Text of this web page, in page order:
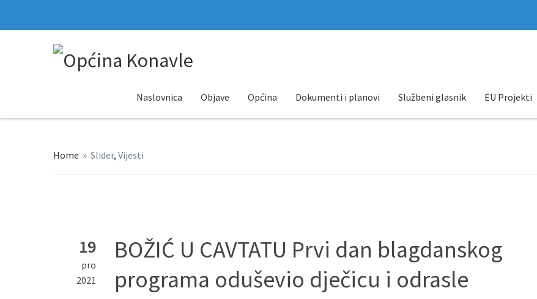
Naslovnica Objave Općina Dokumenti i planovi Službeni glasnik EU Projekti
Home » Slider, Vijesti
19
pro
2021
BOŽIĆ U CAVTATU Prvi dan blagdanskog
programa oduševio dječicu i odrasle